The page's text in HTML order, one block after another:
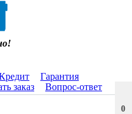
0
Гарантия
заказ Вопрос-ответ